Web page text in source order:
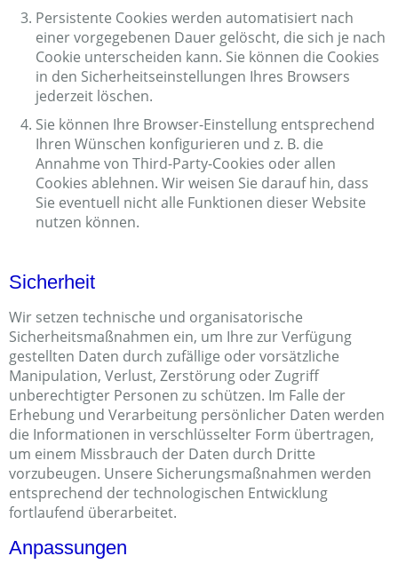
Persistente Cookies werden automatisiert nach
einer vorgegebenen Dauer gelöscht, die sich je nach
Cookie unterscheiden kann. Sie können die Cookies
in den Sicherheitseinstellungen Ihres Browsers
jederzeit löschen.
Sie können Ihre Browser-Einstellung entsprechend
Ihren Wünschen konfigurieren und z. B. die
Annahme von Third-Party-Cookies oder allen
Cookies ablehnen. Wir weisen Sie darauf hin, dass
Sie eventuell nicht alle Funktionen dieser Website
nutzen können.
Sicherheit
Wir setzen technische und organisatorische
Sicherheitsmaßnahmen ein, um Ihre zur Verfügung
gestellten Daten durch zufällige oder vorsätzliche
Manipulation, Verlust, Zerstörung oder Zugriff
unberechtigter Personen zu schützen. Im Falle der
Erhebung und Verarbeitung persönlicher Daten werden
die Informationen in verschlüsselter Form übertragen,
um einem Missbrauch der Daten durch Dritte
vorzubeugen. Unsere Sicherungsmaßnahmen werden
entsprechend der technologischen Entwicklung
fortlaufend überarbeitet.
Anpassungen